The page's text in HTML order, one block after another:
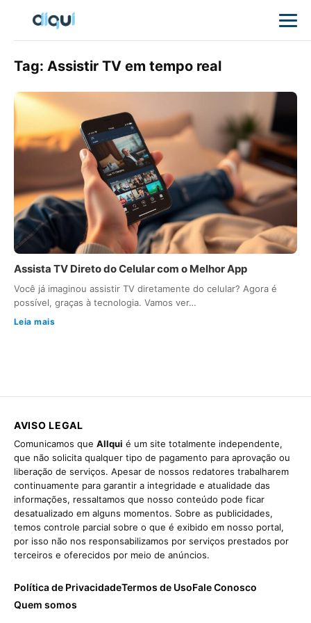
Tag: Assistir TV em tempo real
Assista TV Direto do Celular com o Melhor App
Você já imaginou assistir TV diretamente do celular? Agora é
possível, graças à tecnologia. Vamos ver…
Leia mais
AVISO LEGAL
Comunicamos que Allqui é um site totalmente independente,
que não solicita qualquer tipo de pagamento para aprovação ou
liberação de serviços. Apesar de nossos redatores trabalharem
continuamente para garantir a integridade e atualidade das
informações, ressaltamos que nosso conteúdo pode ficar
desatualizado em alguns momentos. Sobre as publicidades,
temos controle parcial sobre o que é exibido em nosso portal,
por isso não nos responsabilizamos por serviços prestados por
terceiros e oferecidos por meio de anúncios.
Política de PrivacidadeTermos de UsoFale Conosco
Quem somos